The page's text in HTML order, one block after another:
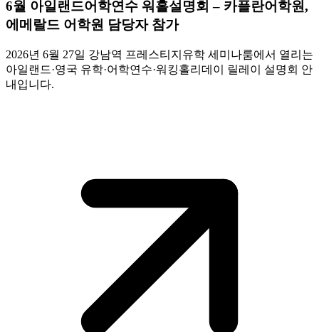
6월 아일랜드어학연수 워홀설명회 – 카플란어학원,
에메랄드 어학원 담당자 참가
2026년 6월 27일 강남역 프레스티지유학 세미나룸에서 열리는
아일랜드·영국 유학·어학연수·워킹홀리데이 릴레이 설명회 안
내입니다.